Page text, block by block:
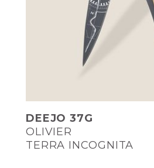
DEEJO 37G
OLIVIER
TERRA INCOGNITA